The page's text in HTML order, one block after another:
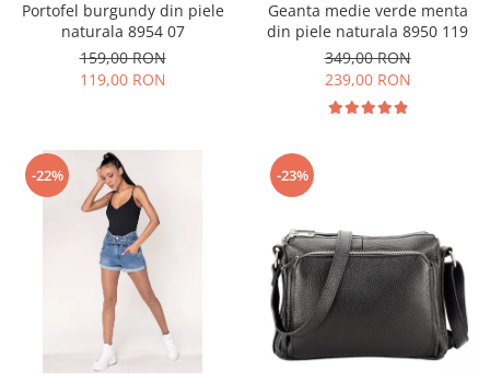
Portofel burgundy din piele
naturala 8954 07
159,00 RON
119,00 RON
Geanta medie verde menta
din piele naturala 8950 119
349,00 RON
239,00 RON
-22% -23%